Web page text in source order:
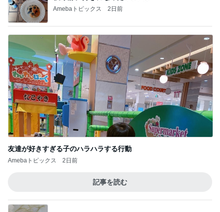
母が忘れ悔しい440万の保険料
Amebaトピックス
酒井彩名 娘の10歳の誕生日祝い
Amebaトピックス
クロ 速攻で焼いて食べられる餃子
Amebaトピックス 11時間前